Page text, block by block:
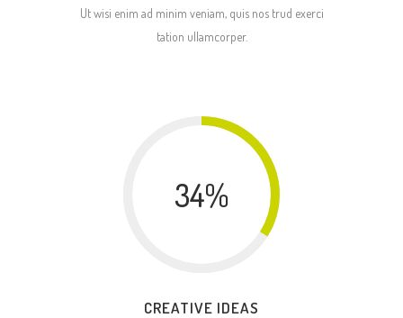
Ut wisi enim ad minim veniam, quis nos trud exerci
tation ullamcorper.
34%
CREATIVE IDEAS